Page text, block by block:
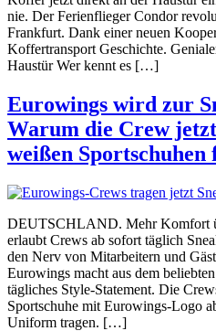
nie. Der Ferienflieger Condor
Frankfurt. Dank einer neuen
Koffertransport Geschichte.
Haustür Wer kennt es […]
Eurowings wird zur
Warum die Crew
weißen Sportschuhen
DEUTSCHLAND. Mehr Komfort
erlaubt Crews ab sofort täglich
den Nerv von Mitarbeitern und
Eurowings macht aus dem
tägliches Style-Statement. Die
Sportschuhe mit Eurowings-Logo
Uniform tragen. […]